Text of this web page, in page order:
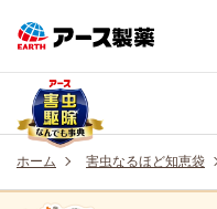
ホーム 害虫なるほど知恵袋